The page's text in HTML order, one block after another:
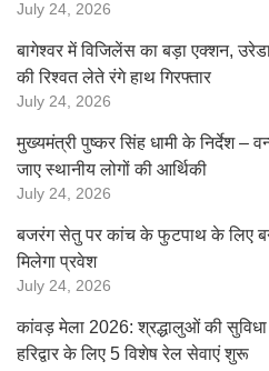
July 24, 2026
बागेश्वर में विजिलेंस का बड़ा एक्शन,
की रिश्वत लेते रंगे हाथ गिरफ्तार
July 24, 2026
मुख्यमंत्री पुष्कर सिंह धामी के निर्देश –
जाए स्थानीय लोगों की आर्थिकी
July 24, 2026
बजरंग सेतु पर कांच के फुटपाथ के लिए
मिलेगा प्रवेश
July 24, 2026
कांवड़ मेला 2026: श्रद्धालुओं की
हरिद्वार के लिए 5 विशेष रेल सेवाएं शुरू